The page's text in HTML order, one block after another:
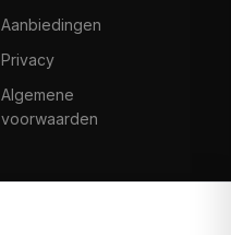
Aanbiedingen
Privacy
Algemene
voorwaarden